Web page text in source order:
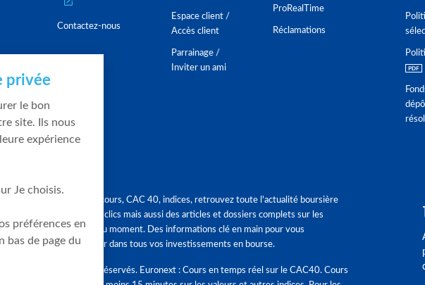
Contactez-nous
Espace client /
Accès client
Parrainage /
Inviter un ami
ProRealTime
Réclamations
Graphique, cours, CAC 40, indices, retrouvez toute l'actualité boursière
en quelques clics mais aussi des articles et dossiers complets sur les
tendances du moment. Des informations clé en main pour vous
accompagner dans tous vos investissements en bourse.
Tous droits réservés. Euronext : Cours en temps réel sur le CAC40. Cours
privée
le bon
site. Ils nous
expérience
Je choisis.
préférences en
bas de page du